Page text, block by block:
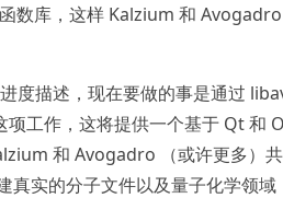
数库，这样 Kalzium 和
度描述，现在要做的事是通过
工作，这将提供一个基于 Qt 和
和 Avogadro （或许更多）
真实的分子文件以及量子化学领